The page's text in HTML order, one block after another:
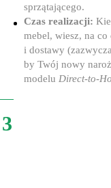
sprzątającego.
Czas realizacji:
mebel, wiesz, na
i dostawy
by Twój nowy
modelu Direct-to-
3